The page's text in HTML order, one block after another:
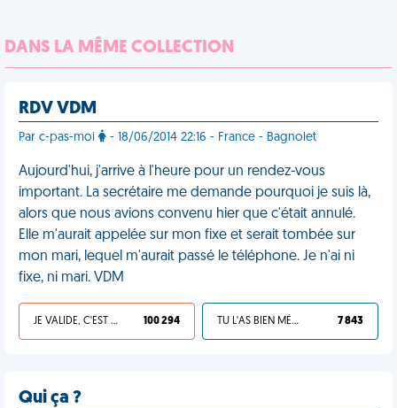
DANS LA MÊME COLLECTION
RDV VDM
Par c-pas-moi - 18/06/2014 22:16 - France - Bagnolet
Aujourd'hui, j'arrive à l'heure pour un rendez-vous
important. La secrétaire me demande pourquoi je suis là,
alors que nous avions convenu hier que c'était annulé.
Elle m'aurait appelée sur mon fixe et serait tombée sur
mon mari, lequel m'aurait passé le téléphone. Je n'ai ni
fixe, ni mari. VDM
JE VALIDE, C'EST UNE VDM 100 294 TU L'AS BIEN MÉRITÉ 7 843
Qui ça ?